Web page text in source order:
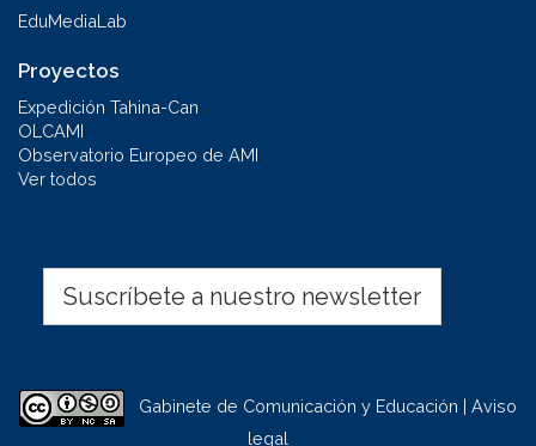
EduMediaLab
Proyectos
Expedición Tahina-Can
OLCAMI
Observatorio Europeo de AMI
Ver todos
Suscríbete a nuestro newsletter
Gabinete de Comunicación y Educación | Aviso
legal